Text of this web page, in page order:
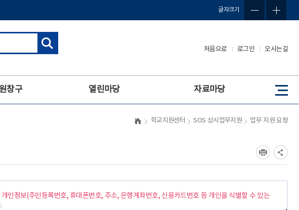
글자크기
처음으로 로그인 오시는길
사
이
트
창구 열린마당 자료마당
학교지원센터 SOS 상시업무지원 업무 지원 요청
인정보(주민등록번호, 휴대폰번호, 주소, 은행계좌번호, 신용카드번호 등 개인을 식별할 수 있는